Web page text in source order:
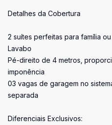
Detalhes da Cobertura
2 suítes perfeitas para família
Lavabo
Pé-direito de 4 metros,
imponência
03 vagas de garagem no
separada
Diferenciais Exclusivos: